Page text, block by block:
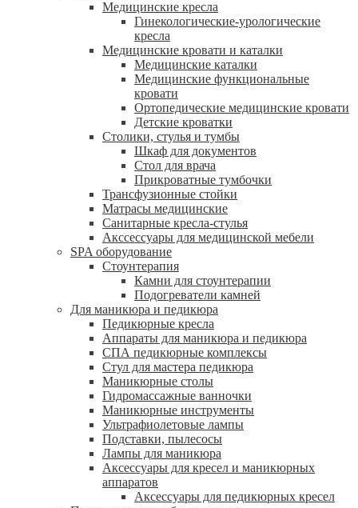
Медицинские кресла
Гинекологические-урологические
кресла
Медицинские кровати и каталки
Медицинские каталки
Медицинские функциональные
кровати
Ортопедические медицинские кровати
Детские кроватки
Столики, стулья и тумбы
Шкаф для документов
Стол для врача
Прикроватные тумбочки
Трансфузионные стойки
Матрасы медицинские
Санитарные кресла-стулья
Акссессуары для медицинской мебели
SPA оборудование
Стоунтерапия
Камни для стоунтерапии
Подогреватели камней
Для маникюра и педикюра
Педикюрные кресла
Аппараты для маникюра и педикюра
СПА педикюрные комплексы
Стул для мастера педикюра
Маникюрные столы
Гидромассажные ванночки
Маникюрные инструменты
Ультрафиолетовые лампы
Подставки, пылесосы
Лампы для маникюра
Аксессуары для кресел и маникюрных
аппаратов
Аксессуары для педикюрных кресел